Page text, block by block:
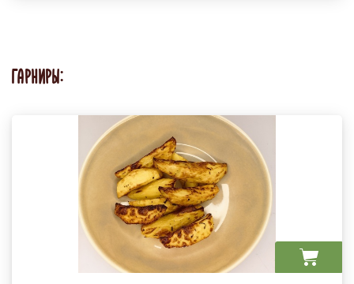
ГАРНИРЫ: